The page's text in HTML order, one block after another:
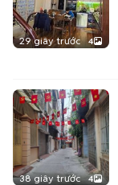
29 giây trước 4
38 giây trước 4